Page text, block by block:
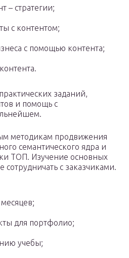
– стратегии;
с контентом;
с помощью контента;
заданий,
и помощь с
методикам продвижения
семантического ядра и
ТОП. Изучение основных
с заказчиками.
для портфолио;
учебы;